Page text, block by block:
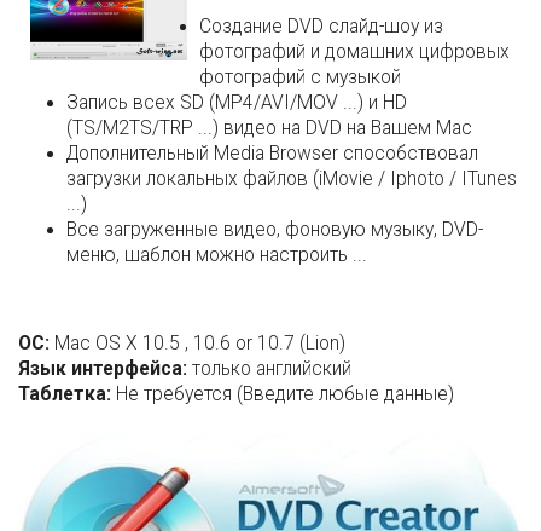
Создание DVD слайд-шоу из
фотографий и домашних цифровых
фотографий с музыкой
Запись всех SD (MP4/AVI/MOV ...) и HD
(TS/M2TS/TRP ...) видео на DVD на Вашем Mac
Дополнительный Media Browser способствовал
загрузки локальных файлов (iMovie / Iphoto / ITunes
...)
Все загруженные видео, фоновую музыку, DVD-
меню, шаблон можно настроить ...
ОС: Mac OS X 10.5 , 10.6 or 10.7 (Lion)
Язык интерфейса: только английский
Таблетка: Не требуется (Введите любые данные)